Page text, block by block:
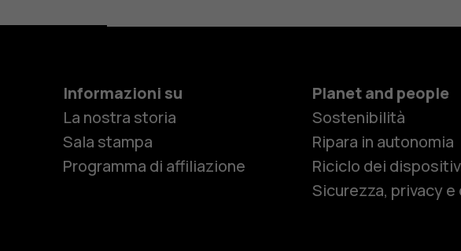
Cellulari
Informazioni su
La nostra storia
Sala stampa
Programma di affiliazione
Planet and people
Sostenibilità
Ripara in autonomia
Riciclo dei
Sicurezza, privacy